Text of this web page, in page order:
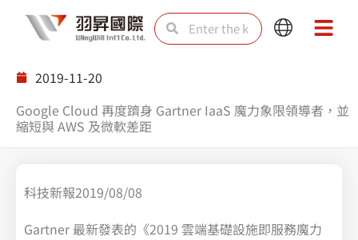
SearchSearch
Main
Main
2019-11-20
Google Cloud 再度躋身 Gartner IaaS 魔力象限領導者，並
縮短與 AWS 及微軟差距
科技新報2019/08/08
Gartner 最新發表的《2019 雲端基礎設施即服務魔力